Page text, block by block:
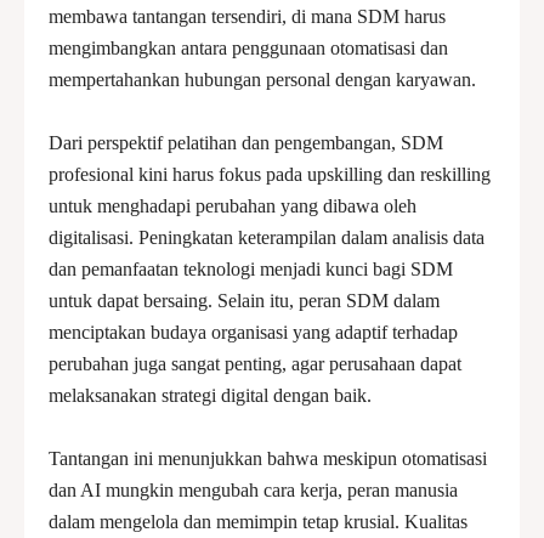
membawa tantangan tersendiri, di mana SDM harus
mengimbangkan antara penggunaan otomatisasi dan
mempertahankan hubungan personal dengan karyawan.
Dari perspektif pelatihan dan pengembangan, SDM
profesional kini harus fokus pada upskilling dan reskilling
untuk menghadapi perubahan yang dibawa oleh
digitalisasi. Peningkatan keterampilan dalam analisis data
dan pemanfaatan teknologi menjadi kunci bagi SDM
untuk dapat bersaing. Selain itu, peran SDM dalam
menciptakan budaya organisasi yang adaptif terhadap
perubahan juga sangat penting, agar perusahaan dapat
melaksanakan strategi digital dengan baik.
Tantangan ini menunjukkan bahwa meskipun otomatisasi
dan AI mungkin mengubah cara kerja, peran manusia
dalam mengelola dan memimpin tetap krusial. Kualitas